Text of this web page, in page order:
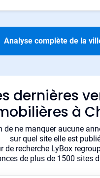
Analyse complète de la
dernières
à
de ne manquer aucune
sur quel site elle est
de recherche LyBox
de plus de 1500 sites